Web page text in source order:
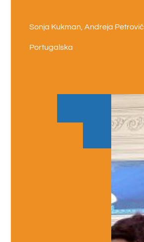
Sonja Kukman, Andreja Petrovič
Portugalska